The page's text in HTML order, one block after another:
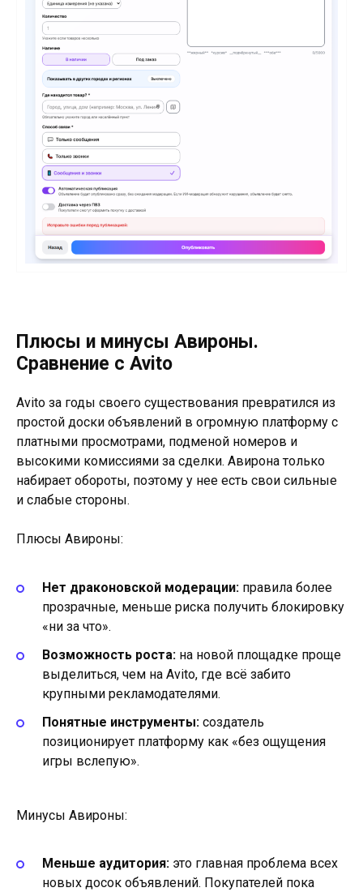
Плюсы и минусы Авироны.
Сравнение с Avito
Avito за годы своего существования превратился из
простой доски объявлений в огромную платформу с
платными просмотрами, подменой номеров и
высокими комиссиями за сделки. Авирона только
набирает обороты, поэтому у нее есть свои сильные
и слабые стороны.
Плюсы Авироны:
Нет драконовской модерации: правила более
прозрачные, меньше риска получить блокировку
«ни за что».
Возможность роста: на новой площадке проще
выделиться, чем на Avito, где всё забито
крупными рекламодателями.
Понятные инструменты: создатель
позиционирует платформу как «без ощущения
игры вслепую».
Минусы Авироны:
Меньше аудитория: это главная проблема всех
новых досок объявлений. Покупателей пока